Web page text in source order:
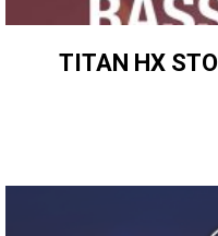
TITAN HX